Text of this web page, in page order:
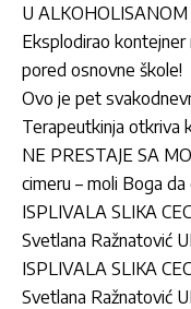
U ALKOHOLISANOM
Eksplodirao kontejner
pored osnovne škole!
Ovo je pet
Terapeutkinja otkriva
NE PRESTAJE SA
cimeru – moli Boga
ISPLIVALA SLIKA
Svetlana Ražnatović
ISPLIVALA SLIKA
Svetlana Ražnatović